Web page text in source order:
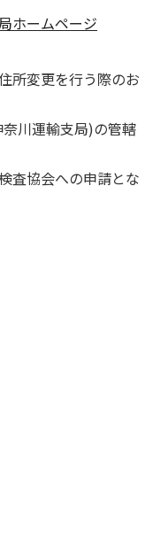
ホームページ
所変更を行う際のお
川運輸支局)の管轄
査協会への申請とな